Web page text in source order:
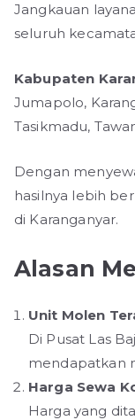
Jangkauan
seluruh
Kabupaten
Jumapolo,
Tasikmadu,
Dengan
hasilnya lebih
di Karanganyar.
Alasan
Unit Molen
Di Pusat Las
mendapatkan
Harga Sewa
Harga yang